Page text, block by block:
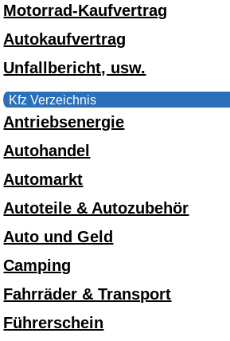
Motorrad-Kaufvertrag
Autokaufvertrag
Unfallbericht, usw.
Kfz Verzeichnis
Antriebsenergie
Autohandel
Automarkt
Autoteile & Autozubehör
Auto und Geld
Camping
Fahrräder & Transport
Führerschein